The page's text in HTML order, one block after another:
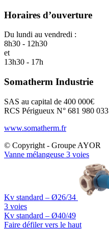
Horaires d’ouverture
Du lundi au vendredi :
8h30 - 12h30
et
13h30 - 17h
Somatherm Industrie
SAS au capital de 400 000€
RCS Périgueux N° 681 980 033
www.somatherm.fr
© Copyright - Groupe AYOR
Vanne mélangeuse 3 voies
Kv standard – Ø26/34
3 voies
Kv standard – Ø40/49
Faire défiler vers le haut